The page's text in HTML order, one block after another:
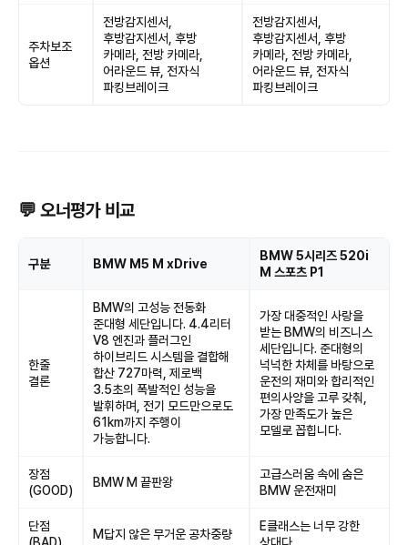
주차보조
옵션
전방감지센서,
후방감지센서, 후방
카메라, 전방 카메라,
어라운드 뷰, 전자식
파킹브레이크
전방감지센서,
후방감지센서, 후방
카메라, 전방 카메라,
어라운드 뷰, 전자식
파킹브레이크
💬 오너평가 비교
구분 BMW M5 M xDrive
BMW 5시리즈 520i
M 스포츠 P1
한줄
결론
BMW의 고성능 전동화
준대형 세단입니다. 4.4리터
V8 엔진과 플러그인
하이브리드 시스템을 결합해
합산 727마력, 제로백
3.5초의 폭발적인 성능을
발휘하며, 전기 모드만으로도
61km까지 주행이
가능합니다.
가장 대중적인 사랑을
받는 BMW의 비즈니스
세단입니다. 준대형의
넉넉한 차체를 바탕으로
운전의 재미와 합리적인
편의사양을 고루 갖춰,
가장 만족도가 높은
모델로 꼽힙니다.
장점
(GOOD)
BMW M 끝판왕
고급스러움 속에 숨은
BMW 운전재미
단점
M답지 않은 무거운 공차중량
E클래스는 너무 강한